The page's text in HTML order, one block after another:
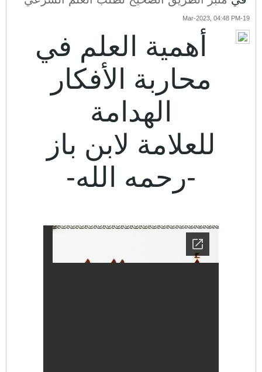
19-Mar-2023, 04:48 PM
أهمية العلم في
محاربة الأفكار
الهدامة
للعلامة لابن باز
-رحمه الله-